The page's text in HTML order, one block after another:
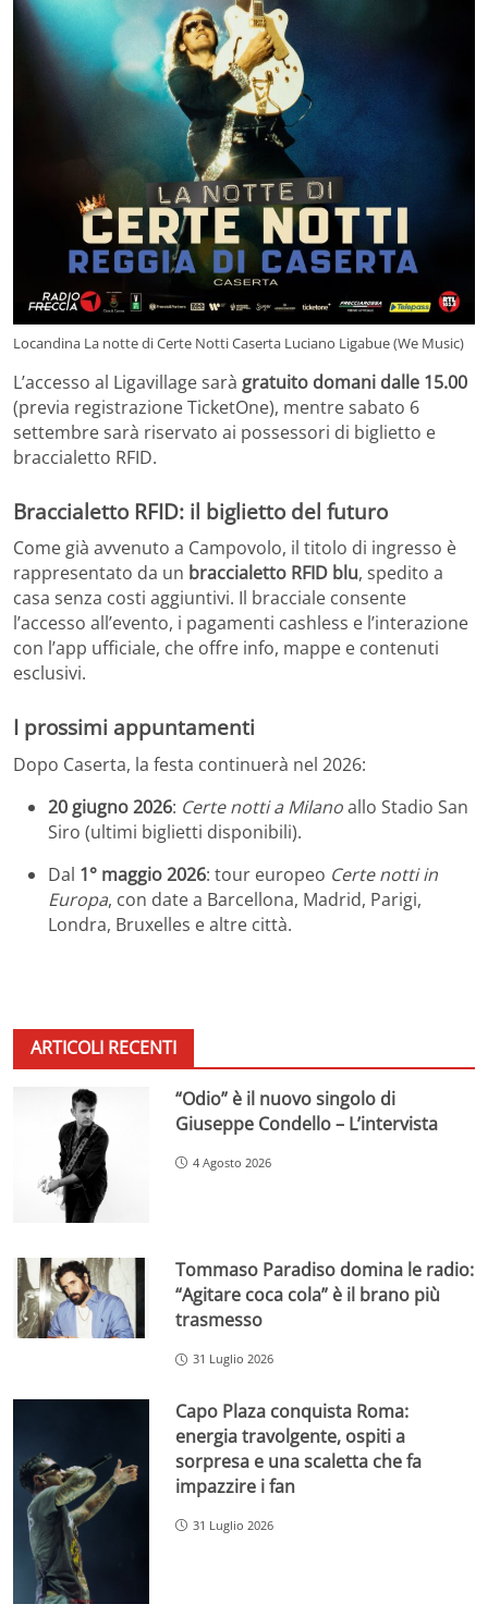
Locandina La notte di Certe Notti Caserta Luciano Ligabue (We Music)
L’accesso al Ligavillage sarà gratuito domani dalle 15.00
(previa registrazione TicketOne), mentre sabato 6
settembre sarà riservato ai possessori di biglietto e
braccialetto RFID.
Braccialetto RFID: il biglietto del futuro
Come già avvenuto a Campovolo, il titolo di ingresso è
rappresentato da un braccialetto RFID blu, spedito a
casa senza costi aggiuntivi. Il bracciale consente
l’accesso all’evento, i pagamenti cashless e l’interazione
con l’app ufficiale, che offre info, mappe e contenuti
esclusivi.
I prossimi appuntamenti
Dopo Caserta, la festa continuerà nel 2026:
20 giugno 2026: Certe notti a Milanoallo Stadio San
Siro (ultimi biglietti disponibili).
Dal 1° maggio 2026: tour europeo Certe notti in
Europa, con date a Barcellona, Madrid, Parigi,
Londra, Bruxelles e altre città.
ARTICOLI RECENTI
“Odio” è il nuovo singolo di
Giuseppe Condello – L’intervista
4 Agosto 2026
Tommaso Paradiso domina le radio:
“Agitare coca cola” è il brano più
trasmesso
31 Luglio 2026
Capo Plaza conquista Roma:
energia travolgente, ospiti a
sorpresa e una scaletta che fa
impazzire i fan
31 Luglio 2026